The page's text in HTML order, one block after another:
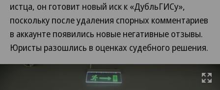
истца, он готовит новый иск к «ДубльГИСу»,
поскольку после удаления спорных комментариев
в аккаунте появились новые негативные отзывы.
Юристы разошлись в оценках судебного решения.
Развернуть